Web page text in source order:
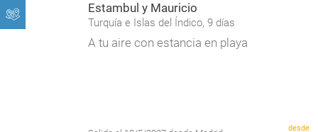
Estambul y Mauricio
Turquía e Islas del Índico, 9 días
A tu aire con estancia en playa
desde